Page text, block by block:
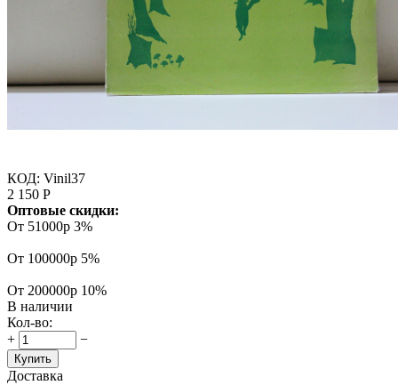
КОД: Vinil37
2 150 Р
Оптовые скидки:
От 51000р 3%
От 100000р 5%
От 200000р 10%
В наличии
Кол-во:
+
−
Купить
Доставка